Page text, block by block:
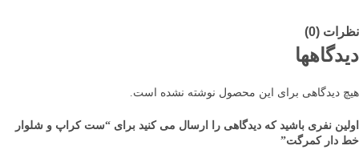
نظرات (0)
دیدگاهها
هیچ دیدگاهی برای این محصول نوشته نشده است.
اولین نفری باشید که دیدگاهی را ارسال می کنید برای “ست کراپ و شلوار
خط دار کمرگت”